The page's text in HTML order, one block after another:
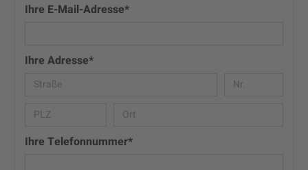
Ihre E-Mail-Adresse*
Ihre Adresse*
Ihre Telefonnummer*